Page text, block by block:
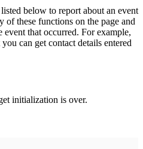
below to report about an event
of these functions on the page and
event that occurred. For example,
can get contact details entered
initialization is over.